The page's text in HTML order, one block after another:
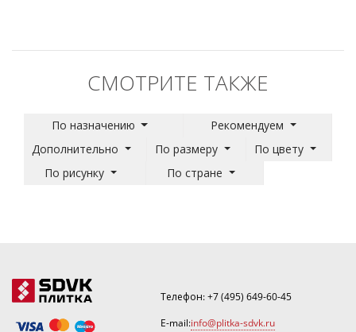
СМОТРИТЕ ТАКЖЕ
По назначению
Рекомендуем
Дополнительно
По размеру
По цвету
По рисунку
По стране
Телефон:+7 (495) 649-60-45
E-mail:info@plitka-sdvk.ru